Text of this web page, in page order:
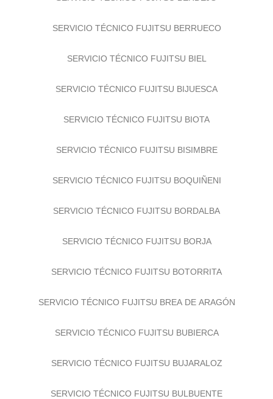
SERVICIO TÉCNICO FUJITSU BERRUECO
SERVICIO TÉCNICO FUJITSU BIEL
SERVICIO TÉCNICO FUJITSU BIJUESCA
SERVICIO TÉCNICO FUJITSU BIOTA
SERVICIO TÉCNICO FUJITSU BISIMBRE
SERVICIO TÉCNICO FUJITSU BOQUIÑENI
SERVICIO TÉCNICO FUJITSU BORDALBA
SERVICIO TÉCNICO FUJITSU BORJA
SERVICIO TÉCNICO FUJITSU BOTORRITA
SERVICIO TÉCNICO FUJITSU BREA DE ARAGÓN
SERVICIO TÉCNICO FUJITSU BUBIERCA
SERVICIO TÉCNICO FUJITSU BUJARALOZ
SERVICIO TÉCNICO FUJITSU BULBUENTE